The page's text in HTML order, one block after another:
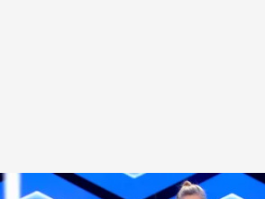
Marta, de ‘Los boombones’, en la 'Bomba